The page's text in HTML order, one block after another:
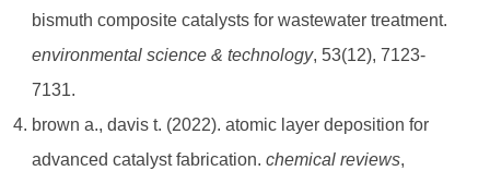
bismuth composite catalysts for wastewater treatment.
environmental science & technology, 53(12), 7123-
7131.
brown a., davis t. (2022). atomic layer deposition for
advanced catalyst fabrication. chemical reviews,